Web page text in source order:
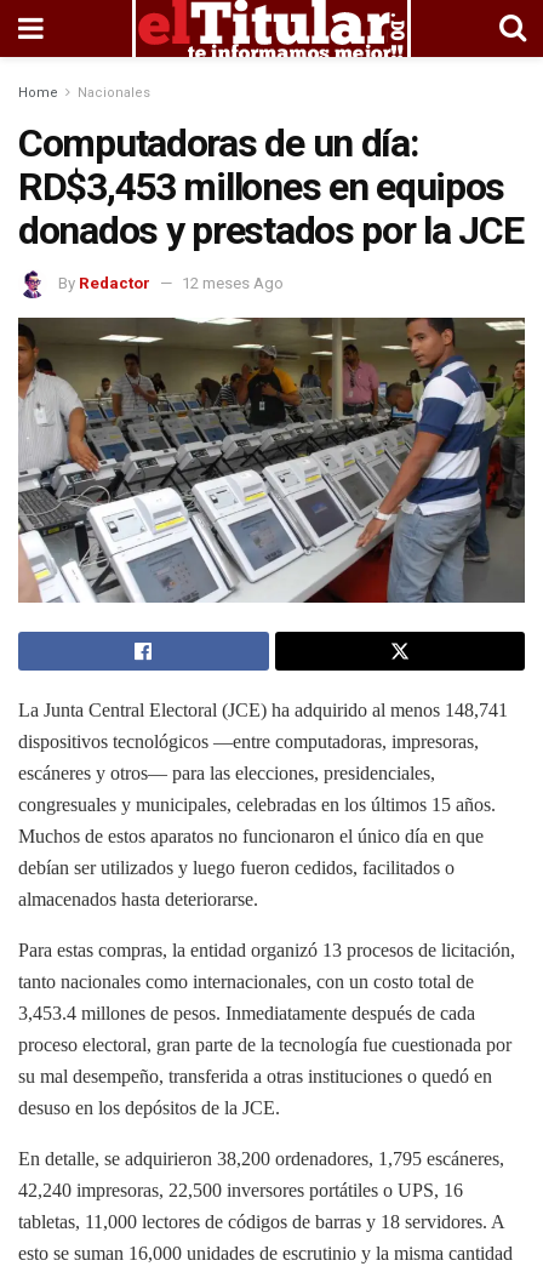
Home Nacionales
Computadoras de un día:
RD$3,453 millones en equipos
donados y prestados por la JCE
By Redactor 12 meses Ago
La Junta Central Electoral (JCE) ha adquirido al menos 148,741
dispositivos tecnológicos —entre computadoras, impresoras,
escáneres y otros— para las elecciones, presidenciales,
congresuales y municipales, celebradas en los últimos 15 años.
Muchos de estos aparatos no funcionaron el único día en que
debían ser utilizados y luego fueron cedidos, facilitados o
almacenados hasta deteriorarse.
Para estas compras, la entidad organizó 13 procesos de licitación,
tanto nacionales como internacionales, con un costo total de
3,453.4 millones de pesos. Inmediatamente después de cada
proceso electoral, gran parte de la tecnología fue cuestionada por
su mal desempeño, transferida a otras instituciones o quedó en
desuso en los depósitos de la JCE.
En detalle, se adquirieron 38,200 ordenadores, 1,795 escáneres,
42,240 impresoras, 22,500 inversores portátiles o UPS, 16
tabletas, 11,000 lectores de códigos de barras y 18 servidores. A
esto se suman 16,000 unidades de escrutinio y la misma cantidad